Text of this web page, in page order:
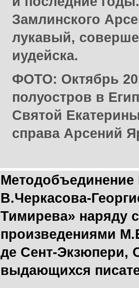
Замлинского
лукавый,
иудейска.
ФОТО: Октябрь
полуостров в
Святой
справа Арсений
Методобъединение
В.Черкасова-
Тимирева» наряду
произведениями
де Сент-Экзюпери,
выдающихся